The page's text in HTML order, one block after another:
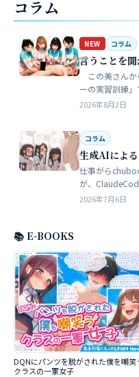
コラム
NEW コラム
言うことを
この美さんか
ーの実習訓練
は、どうしても
2026年8月2日
コラム
生成AIによ
仕事がら
が、
やれることが多
2026年7月6日
📚 E-BOOKS
DQNにパンツを脱がされた僕を嘲笑
クラスの一軍女子